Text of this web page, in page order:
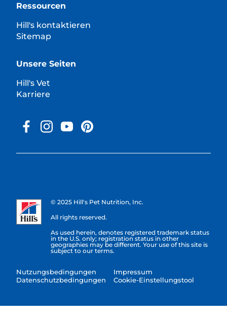
Ressourcen
Hill's kontaktieren
Sitemap
Unsere Seiten
Hill's Vet
Karriere
© 2025 Hill's Pet Nutrition, Inc.
All rights reserved.
As used herein, denotes registered trademark status
in the U.S. only; registration status in other
geographies may be different. Your use of this site is
subject to our terms.
Nutzungsbedingungen
Datenschutzbedingungen
Impressum
Cookie-Einstellungstool